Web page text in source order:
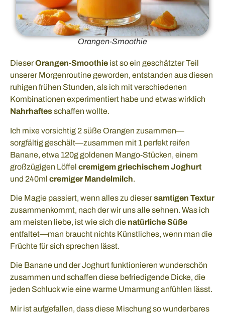
Orangen-Smoothie
DieserOrangen-Smoothie ist so ein geschätzter Teil
unserer Morgenroutine geworden, entstanden aus diesen
ruhigen frühen Stunden, als ich mit verschiedenen
Kombinationen experimentiert habe und etwas wirklich
Nahrhaftesschaffen wollte.
Ich mixe vorsichtig 2 süße Orangen zusammen—
sorgfältig geschält—zusammen mit 1 perfekt reifen
Banane, etwa 120g goldenen Mango-Stücken, einem
großzügigen Löffel cremigem griechischem Joghurt
und 240ml cremiger Mandelmilch.
Die Magie passiert, wenn alles zu diesersamtigen Textur
zusammenkommt, nach der wir uns alle sehnen. Was ich
am meisten liebe, ist wie sich die natürliche Süße
entfaltet—man braucht nichts Künstliches, wenn man die
Früchte für sich sprechen lässt.
Die Banane und der Joghurt funktionieren wunderschön
zusammen und schaffen diese befriedigende Dicke, die
jeden Schluck wie eine warme Umarmung anfühlen lässt.
Mir ist aufgefallen, dass diese Mischung so wunderbares